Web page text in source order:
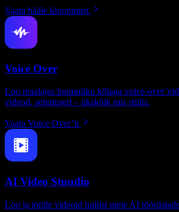
Vaata hääle kloonimist
Voice Over
Loo reaalajas loomuliku kõlaga voice-
videod, selgitused – ükskõik mis stiilis.
Vaata Voice Over’it
AI Video Stuudio
Loo ja töötle videoid nullist meie AI